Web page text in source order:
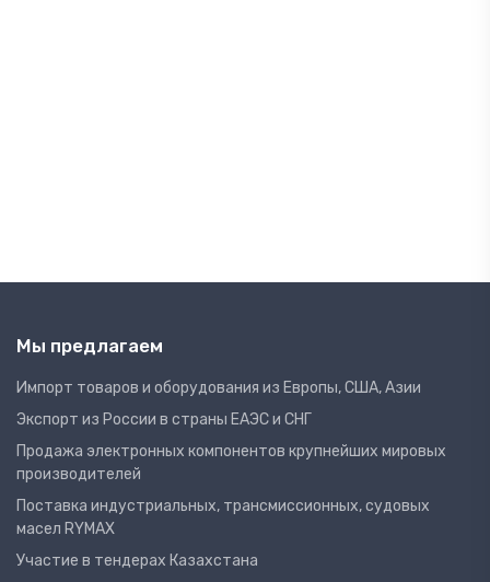
Мы предлагаем
Импорт товаров и оборудования из Европы, США, Азии
Экспорт из России в страны ЕАЭС и СНГ
Продажа электронных компонентов крупнейших мировых
производителей
Поставка индустриальных, трансмиссионных, судовых
масел RYMAX
Участие в тендерах Казахстана